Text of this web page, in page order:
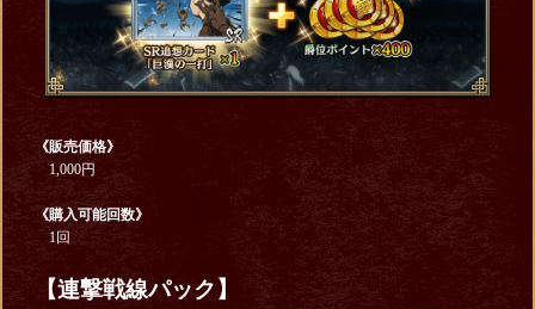
《販売価格》
1,000円
《購入可能回数》
1回
【連撃戦線パック】